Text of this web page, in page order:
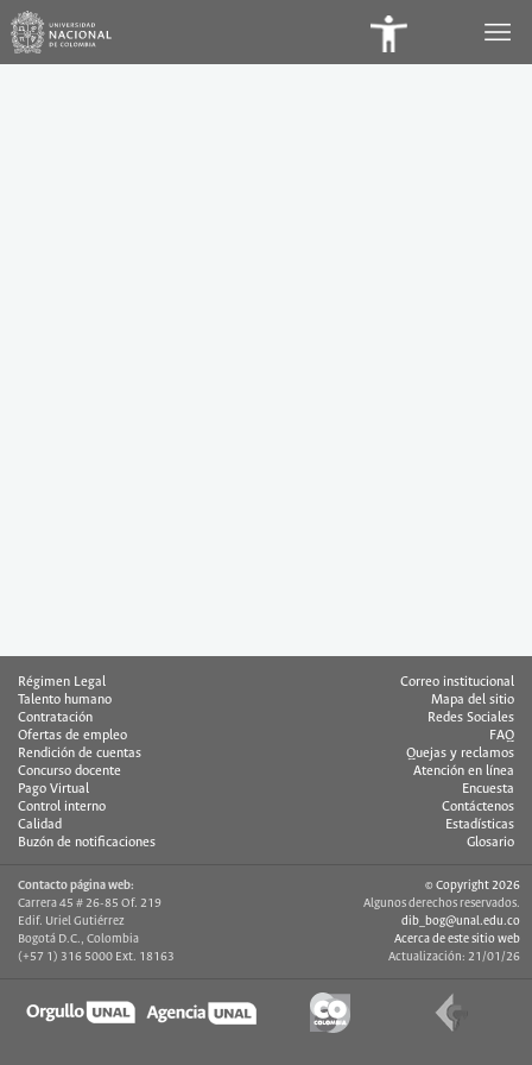
Régimen Legal
Talento humano
Contratación
Ofertas de empleo
Rendición de cuentas
Concurso docente
Pago Virtual
Control interno
Calidad
Buzón de notificaciones
Correo institucional
Mapa del sitio
Redes Sociales
FAQ
Quejas y reclamos
Atención en línea
Encuesta
Contáctenos
Estadísticas
Glosario
Contacto página web:
Carrera 45 # 26-85 Of. 219
Edif. Uriel Gutiérrez
Bogotá D.C., Colombia
(+57 1) 316 5000 Ext. 18163
© Copyright 2026
Algunos derechos reservados.
dib_bog@unal.edu.co
Acerca de este sitio web
Actualización: 21/01/26